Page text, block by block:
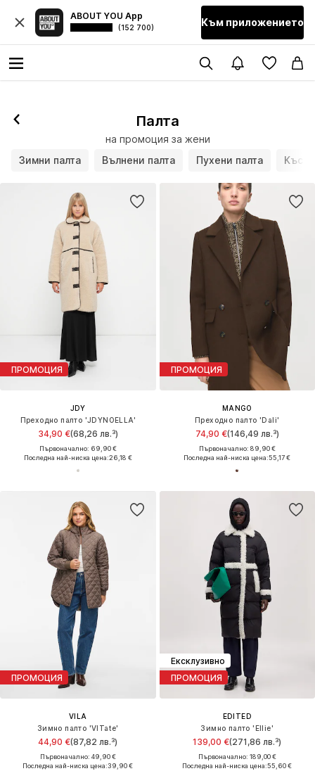
ABOUT YOU App
(152 700) Към приложението
Палта
на промоция за жени
Зимни палта
Вълнени палта Пухени палта Къси
ПРОМОЦИЯ
JDY
Преходно палто 'JDYNOELLA'
34,90 €(68,26 лв.³)
Първоначално: 69,90 €
Последна най-ниска цена:26,18 €
ПРОМОЦИЯ
MANGO
Преходно палто 'Dali'
74,90 €(146,49 лв.³)
Първоначално: 89,90 €
Последна най-ниска цена:55,17 €
ПРОМОЦИЯ
VILA
Зимно палто 'VITate'
44,90 €(87,82 лв.³)
Първоначално: 49,90 €
Последна най-ниска цена:39,90 €
Ексклузивно
ПРОМОЦИЯ
EDITED
Зимно палто 'Ellie'
139,00 €(271,86 лв.³)
Първоначално: 189,00 €
Последна най-ниска цена:55,60 €